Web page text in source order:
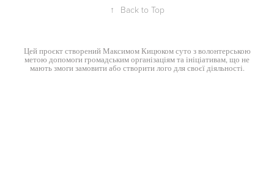
↑ Back to Top
Цей проєкт створенийМаксимом Кицюкомсуто з волонтерською
метою допомоги громадським організаціям та ініціативам, що не
мають змоги замовити або створити лого для своєї діяльності.